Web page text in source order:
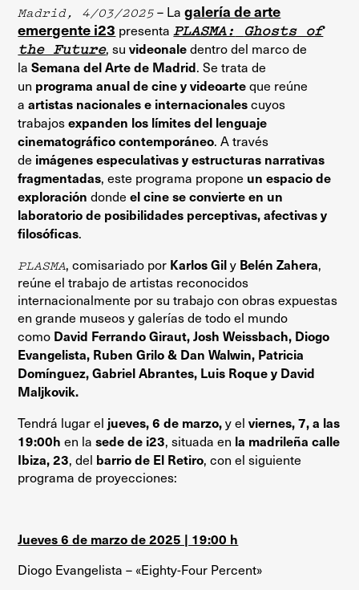
Madrid, 4/03/2025– Lagalería de arte
emergente i23 presenta PLASMA:
Ghosts of
the Future, suvideonaledentro del marco de
la Semana del Arte de Madrid. Se trata de
un programa anual de cine y videoarteque reúne
aartistas nacionales e internacionalescuyos
trabajosexpanden los límites del lenguaje
cinematográfico contemporáneo. A través
de imágenes especulativas y estructuras narrativas
fragmentadas, este programa propone un espacio de
exploración dondeel cine se convierte en un
laboratorio de posibilidades perceptivas, afectivas y
filosóficas.
PLASMA, comisariado por Karlos Gil y Belén Zahera,
reúne el trabajo de artistas reconocidos
internacionalmente por su trabajo con obras expuestas
en grande museos y galerías de todo el mundo
como David Ferrando Giraut, Josh Weissbach, Diogo
Evangelista, Ruben Grilo & Dan Walwin, Patricia
Domínguez, Gabriel Abrantes, Luis Roque y David
Maljkovik.
Tendrá lugar el jueves, 6 de marzo,y elviernes, 7, a las
19:00h en lasede de i23, situada en la madrileña calle
Ibiza, 23, del barrio de El Retiro, con el siguiente
programa de proyecciones:
Jueves 6 de marzo de 2025 | 19:00 h
Diogo Evangelista – «Eighty-Four Percent»